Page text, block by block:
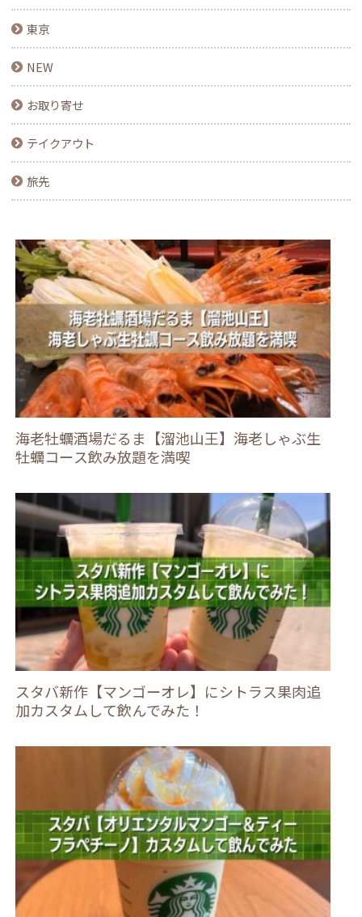
東京
NEW
お取り寄せ
テイクアウト
旅先
海老牡蠣酒場だるま【溜池山王】海老しゃぶ生
牡蠣コース飲み放題を満喫
スタバ新作【マンゴーオレ】にシトラス果肉追
加カスタムして飲んでみた！